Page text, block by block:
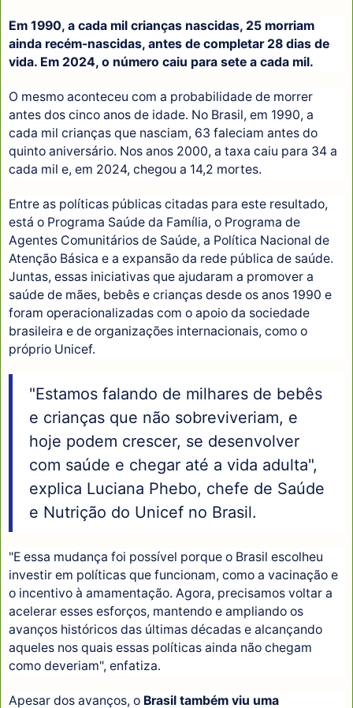
Em 1990, a cada mil crianças nascidas, 25 morriam
ainda recém-nascidas, antes de completar 28 dias de
vida. Em 2024, o número caiu para sete a cada mil.
O mesmo aconteceu com a probabilidade de morrer
antes dos cinco anos de idade. No Brasil, em 1990, a
cada mil crianças que nasciam, 63 faleciam antes do
quinto aniversário. Nos anos 2000, a taxa caiu para 34 a
cada mil e, em 2024, chegou a 14,2 mortes.
Entre as políticas públicas citadas para este resultado,
está o Programa Saúde da Família, o Programa de
Agentes Comunitários de Saúde, a Política Nacional de
Atenção Básica e a expansão da rede pública de saúde.
Juntas, essas iniciativas que ajudaram a promover a
saúde de mães, bebês e crianças desde os anos 1990 e
foram operacionalizadas com o apoio da sociedade
brasileira e de organizações internacionais, como o
próprio Unicef.
"Estamos falando de milhares de bebês
e crianças que não sobreviveriam, e
hoje podem crescer, se desenvolver
com saúde e chegar até a vida adulta",
explica Luciana Phebo, chefe de Saúde
e Nutrição do Unicef no Brasil.
"E essa mudança foi possível porque o Brasil escolheu
investir em políticas que funcionam, como a vacinação e
o incentivo à amamentação. Agora, precisamos voltar a
acelerar esses esforços, mantendo e ampliando os
avanços históricos das últimas décadas e alcançando
aqueles nos quais essas políticas ainda não chegam
como deveriam", enfatiza.
Apesar dos avanços, o Brasil também viu uma